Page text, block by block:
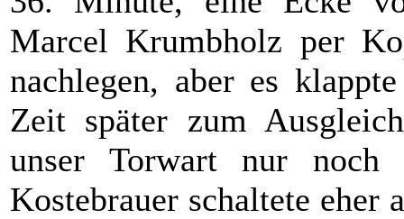
Marcel Krumbholz per
nachlegen, aber es
Zeit später zum
unser Torwart nur noch
Kostebrauer schaltete eher